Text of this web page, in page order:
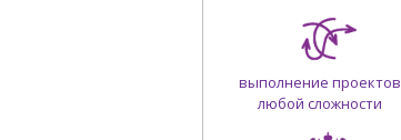
выполнение проектов
любой сложности